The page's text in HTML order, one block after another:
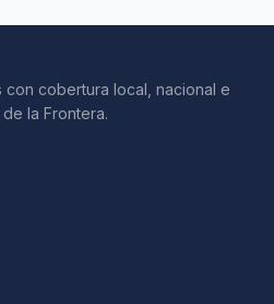
cobertura local, nacional e
la Frontera.